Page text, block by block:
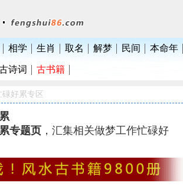
相学 生肖 取名 解梦 民间 本命年
诗词 古书籍
碌好累专区
专题页 ，汇集相关做梦工作忙碌好